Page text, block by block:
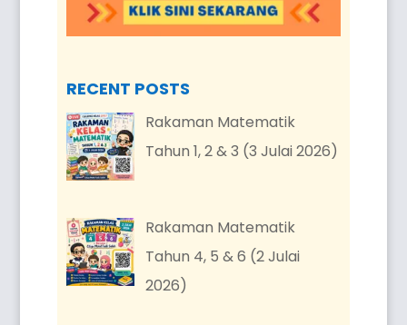
RECENT POSTS
Rakaman Matematik
Tahun 1, 2 & 3 (3 Julai 2026)
Rakaman Matematik
Tahun 4, 5 & 6 (2 Julai
2026)